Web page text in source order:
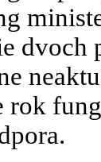
dvoch
rok